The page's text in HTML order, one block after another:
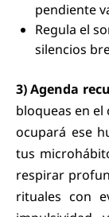
pendiente
Regula el
silencios
3) Agenda
bloqueas en
ocupará ese
tus
respirar
rituales con